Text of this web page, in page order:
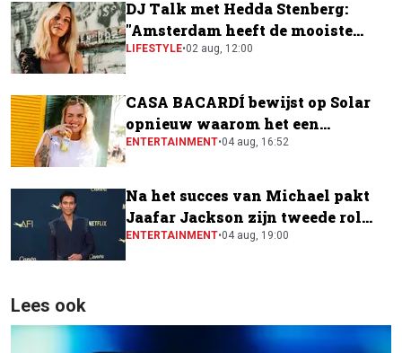
DJ Talk met Hedda Stenberg:
"Amsterdam heeft de mooiste
festivalscene van Europa"
LIFESTYLE•02 aug, 12:00
CASA BACARDÍ bewijst op Solar
opnieuw waarom het een
festivalfavoriet is
ENTERTAINMENT•04 aug, 16:52
Na het succes van Michael pakt
Jaafar Jackson zijn tweede rol
naast Will Smith
ENTERTAINMENT•04 aug, 19:00
Lees ook